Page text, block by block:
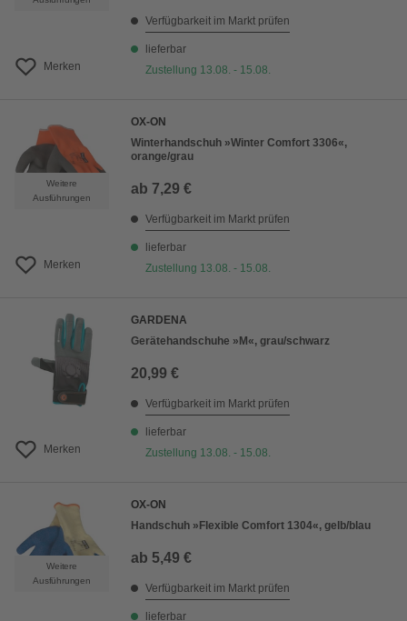
Merken
Verfügbarkeit im Markt prüfen
lieferbar
Zustellung 13.08. - 15.08.
Weitere
Ausführungen
Merken
OX-ON
Winterhandschuh »Winter Comfort 3306«,
orange/grau
ab 7,29 €
Verfügbarkeit im Markt prüfen
lieferbar
Zustellung 13.08. - 15.08.
Merken
GARDENA
Gerätehandschuhe »M«, grau/schwarz
20,99 €
Verfügbarkeit im Markt prüfen
lieferbar
Zustellung 13.08. - 15.08.
Weitere
Ausführungen
OX-ON
Handschuh »Flexible Comfort 1304«, gelb/blau
ab 5,49 €
Verfügbarkeit im Markt prüfen
lieferbar